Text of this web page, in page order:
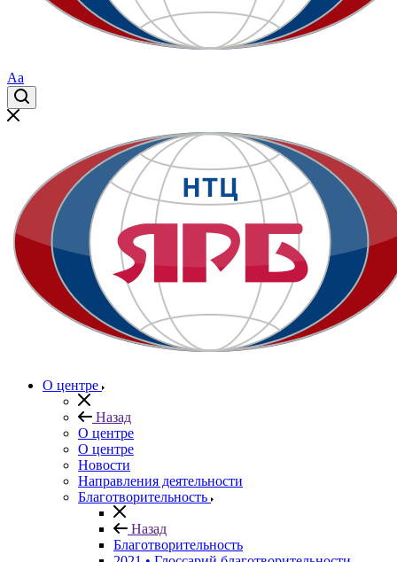
Aa
О центре
Назад
О центре
О центре
Новости
Направления деятельности
Благотворительность
Назад
Благотворительность